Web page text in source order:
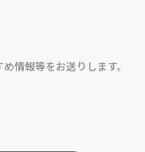
情報等をお送りします。